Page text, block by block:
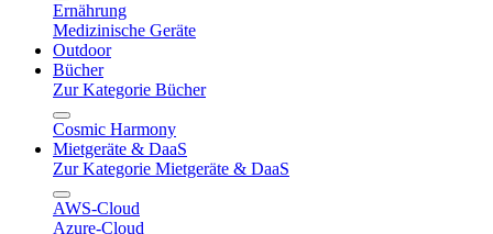
Ernährung
Medizinische Geräte
Outdoor
Bücher
Zur Kategorie Bücher
Cosmic Harmony
Mietgeräte & DaaS
Zur Kategorie Mietgeräte & DaaS
AWS-Cloud
Azure-Cloud